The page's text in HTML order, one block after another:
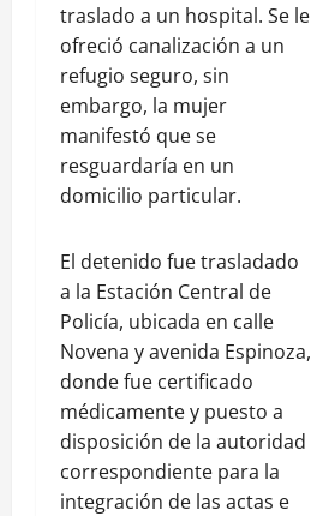
traslado a un hospital. Se le
ofreció canalización a un
refugio seguro, sin
embargo, la mujer
manifestó que se
resguardaría en un
domicilio particular.
El detenido fue trasladado
a la Estación Central de
Policía, ubicada en calle
Novena y avenida Espinoza,
donde fue certificado
médicamente y puesto a
disposición de la autoridad
correspondiente para la
integración de las actas e